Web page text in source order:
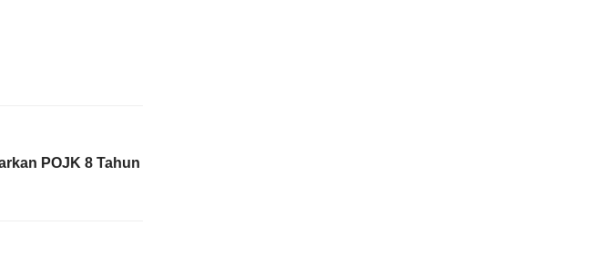
POJK 8 Tahun